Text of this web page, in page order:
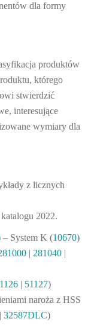
dla formy
produktów
którego
stwierdzić
interesujące
wymiary dla
z licznych
2022.
– System K (10670)
| 281040 |
| 51127)
naroża z HSS
| 32587DLC)